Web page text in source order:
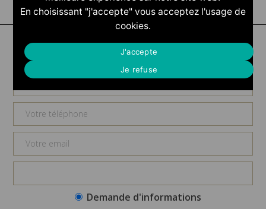
Demande d'informations
Demande d'informations
En choisissant "j'accepte" vous acceptez l'usage de
cookies.
J'accepte
Je refuse